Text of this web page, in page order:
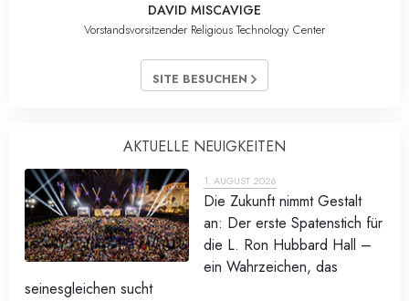
DAVID MISCAVIGE
Vorstandsvorsitzender Religious Technology Center
SITE BESUCHEN
AKTUELLE NEUIGKEITEN
1. AUGUST 2026
Die Zukunft nimmt Gestalt
an: Der erste Spatenstich für
die L. Ron Hubbard Hall –
ein Wahrzeichen, das
seinesgleichen sucht